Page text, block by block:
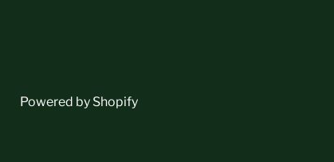
Powered by Shopify